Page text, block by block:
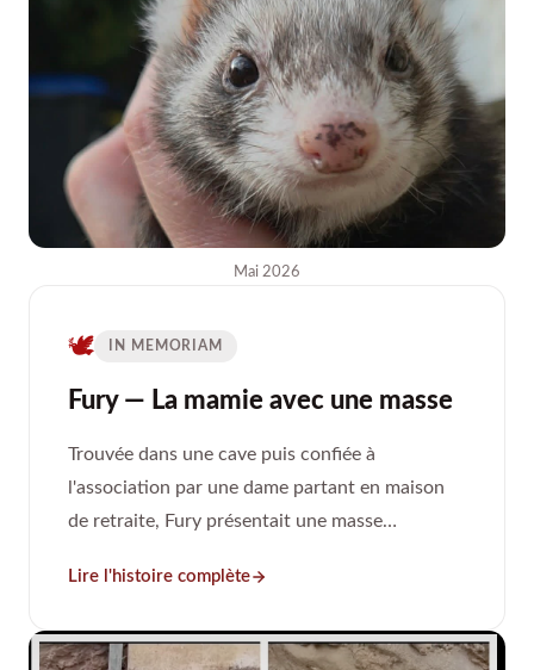
Mai 2026
🕊️ IN MEMORIAM
Fury — La mamie avec une masse
Trouvée dans une cave puis confiée à
l'association par une dame partant en maison
de retraite, Fury présentait une masse
lymphome ganglionnaire trop avancé pour être
définitive, choyée et accompagnée.
Lire l'histoire complète